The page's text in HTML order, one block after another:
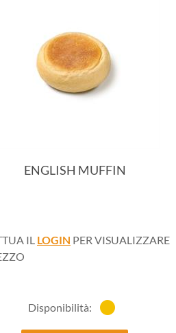
ENGLISH MUFFIN
IL LOGIN PER VISUALIZZARE
Disponibilità: